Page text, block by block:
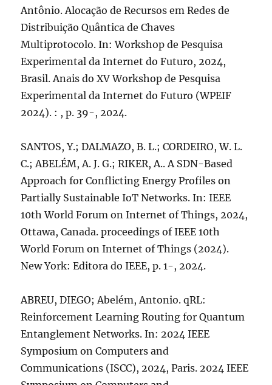
Antônio. Alocação de Recursos em Redes de
Distribuição Quântica de Chaves
Multiprotocolo. In: Workshop de Pesquisa
Experimental da Internet do Futuro, 2024,
Brasil. Anais do XV Workshop de Pesquisa
Experimental da Internet do Futuro (WPEIF
2024). : , p. 39-, 2024.
SANTOS, Y.; DALMAZO, B. L.; CORDEIRO, W. L.
C.; ABELÉM, A. J. G.; RIKER, A.. A SDN-Based
Approach for Conflicting Energy Profiles on
Partially Sustainable IoT Networks. In: IEEE
10th World Forum on Internet of Things, 2024,
Ottawa, Canada. proceedings of IEEE 10th
World Forum on Internet of Things (2024).
New York: Editora do IEEE, p. 1-, 2024.
ABREU, DIEGO; Abelém, Antonio. qRL:
Reinforcement Learning Routing for Quantum
Entanglement Networks. In: 2024 IEEE
Symposium on Computers and
Communications (ISCC), 2024, Paris. 2024 IEEE